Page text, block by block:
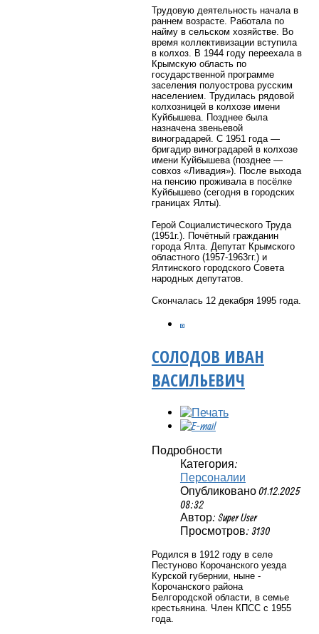
Трудовую деятельность начала в
раннем возрасте. Работала по
найму в сельском хозяйстве. Во
время коллективизации вступила
в колхоз. В 1944 году переехала в
Крымскую область по
государственной программе
заселения полуострова русским
населением. Трудилась рядовой
колхозницей в колхозе имени
Куйбышева. Позднее была
назначена звеньевой
виноградарей. С 1951 года —
бригадир виноградарей в колхозе
имени Куйбышева (позднее —
совхоз «Ливадия»). После выхода
на пенсию проживала в посёлке
Куйбышево (сегодня в городских
границах Ялты).
Герой Социалистического Труда
(1951г.). Почётный гражданин
города Ялта. Депутат Крымского
областного (1957-1963гг.) и
Ялтинского городского Совета
народных депутатов.
Скончалась 12 декабря 1995 года.
СОЛОДОВ ИВАН
ВАСИЛЬЕВИЧ
Подробности
Категория:
Персоналии
Опубликовано 01.12.2025
08:32
Автор: Super User
Просмотров: 3130
Родился в 1912 году в селе
Пестуново Корочанского уезда
Курской губернии, ныне -
Корочанского района
Белгородской области, в семье
крестьянина. Член КПСС с 1955
года.